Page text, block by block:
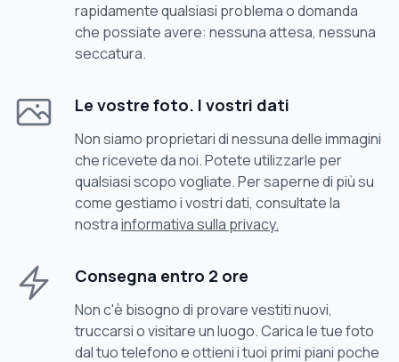
rapidamente qualsiasi problema o domanda
che possiate avere: nessuna attesa, nessuna
seccatura.
Le vostre foto. I vostri dati
Non siamo proprietari di nessuna delle immagini
che ricevete da noi. Potete utilizzarle per
qualsiasi scopo vogliate. Per saperne di più su
come gestiamo i vostri dati, consultate la
nostrainformativa sulla privacy.
Consegna entro 2 ore
Non c'è bisogno di provare vestiti nuovi,
truccarsi o visitare un luogo. Carica le tue foto
dal tuo telefono e ottieni i tuoi primi piani poche